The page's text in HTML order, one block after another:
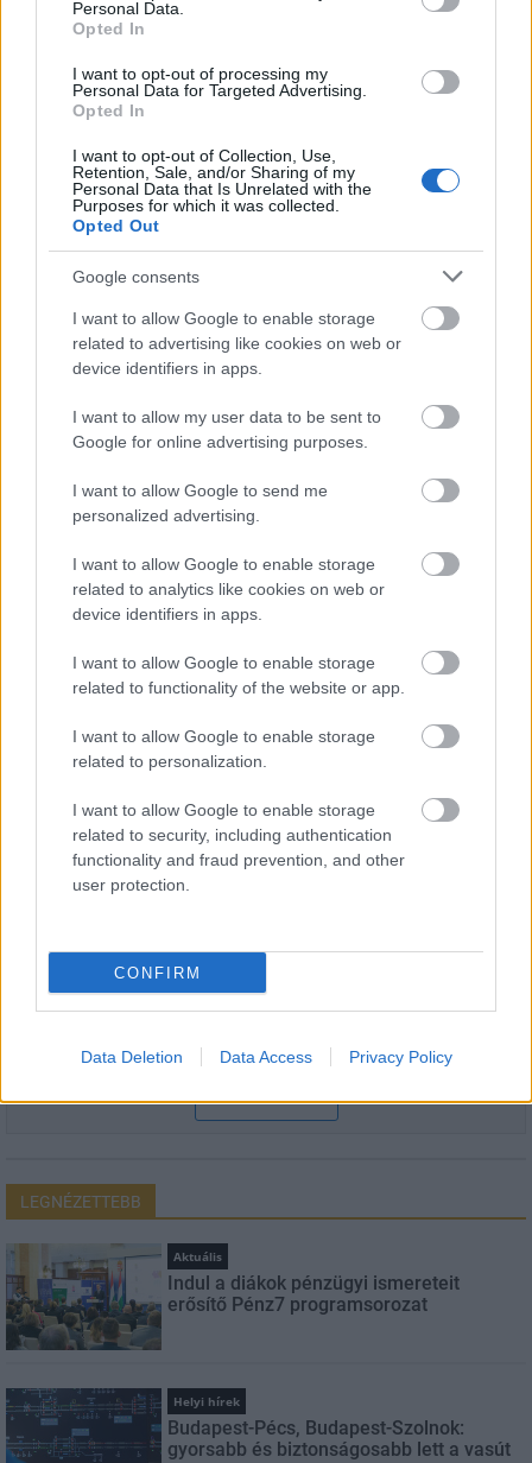
Personal Data.
Opted In
I want to opt-out of processing my
Personal Data for Targeted Advertising.
Opted In
I want to opt-out of Collection, Use,
Retention, Sale, and/or Sharing of my
Personal Data that Is Unrelated with the
Purposes for which it was collected.
Opted Out
Google consents
I want to allow Google to enable storage
related to advertising like cookies on web or
device identifiers in apps.
I want to allow my user data to be sent to
Google for online advertising purposes.
I want to allow Google to send me
personalized advertising.
I want to allow Google to enable storage
related to analytics like cookies on web or
device identifiers in apps.
I want to allow Google to enable storage
related to functionality of the website or app.
I want to allow Google to enable storage
related to personalization.
I want to allow Google to enable storage
related to security, including authentication
functionality and fraud prevention, and other
user protection.
CONFIRM
Data Deletion Data Access Privacy Policy
autópálya útépítés M1-es autópálya
csomópont építése
Tizenegy meglévő csomópontot korszerűsít és négy új,
bővítésénél.
csomópont épül Angyalföldön
Másfélszeresére bővítik
Hódmezővásárhely jó hírű református
Látványos építési szakasz indult be a
Flórián téri felüljárón
Paks II.: Mit jelent az 5. blokk új
árnyékában?
HÍRLEVÉL
E-mail cím
szabályzatot!
FELIRATKOZÁS
LEGNÉZETTEBB
Aktuális
Indul a diákok pénzügyi ismereteit
erősítő Pénz7 programsorozat
Helyi hírek
Budapest-Pécs, Budapest-Szolnok:
gyorsabb és biztonságosabb lett a vasút